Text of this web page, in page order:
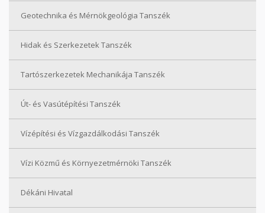
Geotechnika és Mérnökgeológia Tanszék
Hidak és Szerkezetek Tanszék
Tartószerkezetek Mechanikája Tanszék
Út- és Vasútépítési Tanszék
Vízépítési és Vízgazdálkodási Tanszék
Vízi Közmű és Környezetmérnöki Tanszék
Dékáni Hivatal